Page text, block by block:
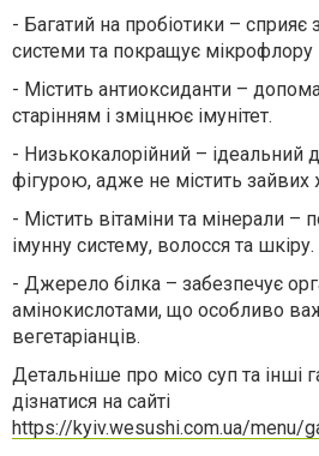
- Багатий на пробіотики – сприяє
системи та покращує
- Містить антиоксиданти –
старінням і зміцнює імунітет.
- Низькокалорійний – ідеальний
фігурою, адже не містить зайвих
- Містить вітаміни та мінерали –
імунну систему, волосся та шкіру.
- Джерело білка – забезпечує
амінокислотами, що особливо
вегетаріанців.
Детальніше про місо суп та інші
дізнатися на сайті
https://kyiv.wesushi.com.ua/menu/